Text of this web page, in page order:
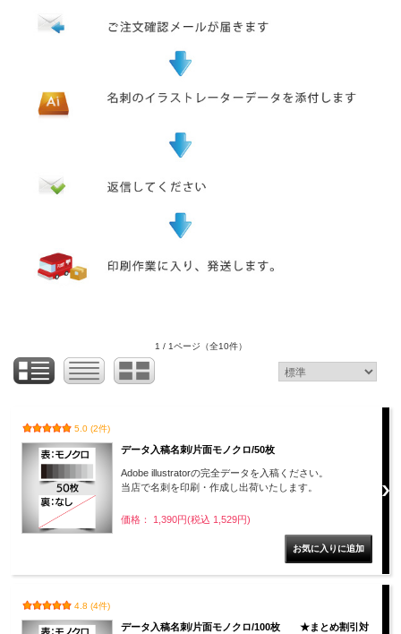
1 / 1ページ （全10件）
5.0 (2件)
データ入稿名刺/片面モノクロ/50枚
Adobe illustratorの完全データを入稿ください。
当店で名刺を印刷・作成し出荷いたします。
価格： 1,390円(税込 1,529円)
4.8 (4件)
データ入稿名刺/片面モノクロ/100枚 ★まとめ割引対